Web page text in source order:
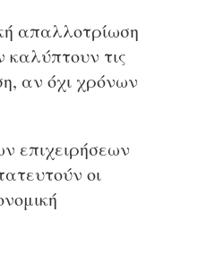
απαλλοτρίωση
καλύπτουν τις
αν όχι χρόνων
επιχειρήσεων
οι